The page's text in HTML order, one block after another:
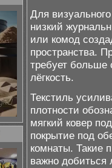
Для
низкий
или комод
пространства.
требует больше
лёгкость.
Текстиль
плотности
мягкий ковер
покрытие под
комнаты. Такие
важно добиться